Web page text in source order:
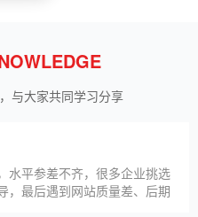
与大家共同学习分享
水平参差不齐，很多企业挑选
，最后遇到网站质量差、后期